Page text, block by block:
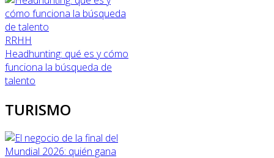
RRHH
Headhunting: qué es y cómo
funciona la búsqueda de
talento
TURISMO